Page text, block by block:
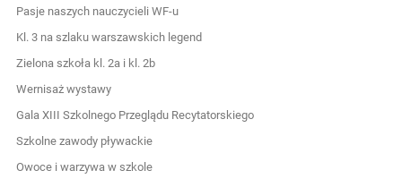
Pasje naszych nauczycieli WF-u
Kl. 3 na szlaku warszawskich legend
Zielona szkoła kl. 2a i kl. 2b
Wernisaż wystawy
Gala XIII Szkolnego Przeglądu Recytatorskiego
Szkolne zawody pływackie
Owoce i warzywa w szkole